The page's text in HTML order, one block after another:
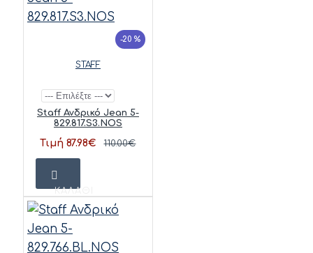
-20 %
STAFF
Staff Ανδρικό Jean 5-
829.817.S3.NOS
Τιμή 87.98€ 110.00€
ΚΑΛΆΘΙ